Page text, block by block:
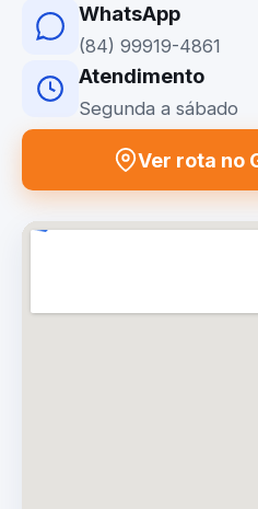
WhatsApp
(84) 99919-4861
Atendimento
Segunda a sábado
Ver rota no